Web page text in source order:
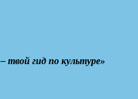
гид по культуре»